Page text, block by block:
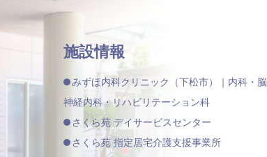
施設情報
みずほ内科クリニック（下松市）｜内科・脳
神経内科・リハビリテーション科
さくら苑 デイサービスセンター
さくら苑 指定居宅介護支援事業所